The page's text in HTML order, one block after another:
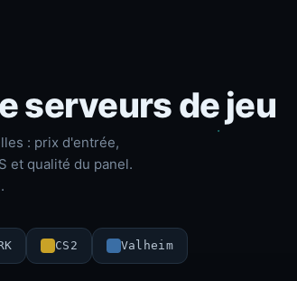
serveurs de jeu
: prix d'entrée,
et qualité du panel.
CS2 Valheim